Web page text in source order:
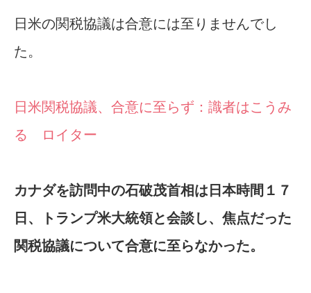
日米の関税協議は合意には至りませんでし
た。
日米関税協議、合意に至らず：識者はこうみ
る ロイター
カナダを訪問中の石破茂首相は日本時間１７
日、トランプ米大統領と会談し、焦点だった
関税協議について合意に至らなかった。